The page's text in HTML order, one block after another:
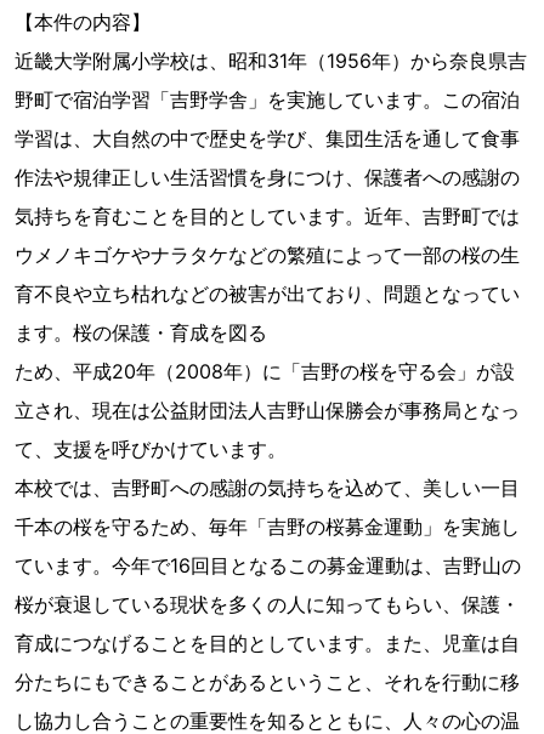
【本件の内容】
近畿大学附属小学校は、昭和31年（1956年）から奈良県吉
野町で宿泊学習「吉野学舎」を実施しています。この宿泊
学習は、大自然の中で歴史を学び、集団生活を通して食事
作法や規律正しい生活習慣を身につけ、保護者への感謝の
気持ちを育むことを目的としています。近年、吉野町では
ウメノキゴケやナラタケなどの繁殖によって一部の桜の生
育不良や立ち枯れなどの被害が出ており、問題となってい
ます。桜の保護・育成を図る
ため、平成20年（2008年）に「吉野の桜を守る会」が設
立され、現在は公益財団法人吉野山保勝会が事務局となっ
て、支援を呼びかけています。
本校では、吉野町への感謝の気持ちを込めて、美しい一目
千本の桜を守るため、毎年「吉野の桜募金運動」を実施し
ています。今年で16回目となるこの募金運動は、吉野山の
桜が衰退している現状を多くの人に知ってもらい、保護・
育成につなげることを目的としています。また、児童は自
分たちにもできることがあるということ、それを行動に移
し協力し合うことの重要性を知るとともに、人々の心の温